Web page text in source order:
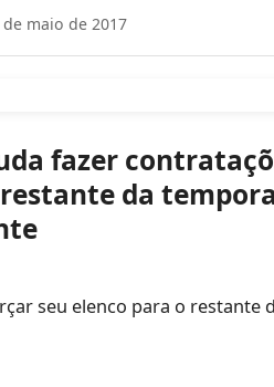
de maio de 2017
fazer
da
seu elenco para o restante